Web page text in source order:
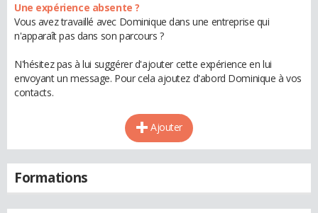
Une expérience absente ?
Vous avez travaillé avec Dominique dans une entreprise qui
n'apparaît pas dans son parcours ?
N'hésitez pas à lui suggérer d'ajouter cette expérience en lui
envoyant un message. Pour cela ajoutez d'abord Dominique à vos
contacts.
Ajouter
Formations